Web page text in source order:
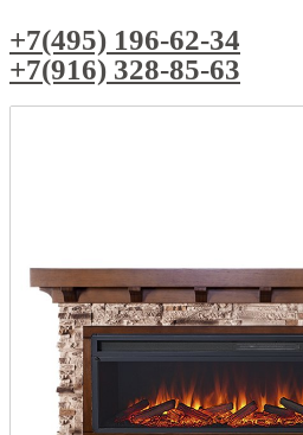
+7(495) 196-62-34
+7(916) 328-85-63